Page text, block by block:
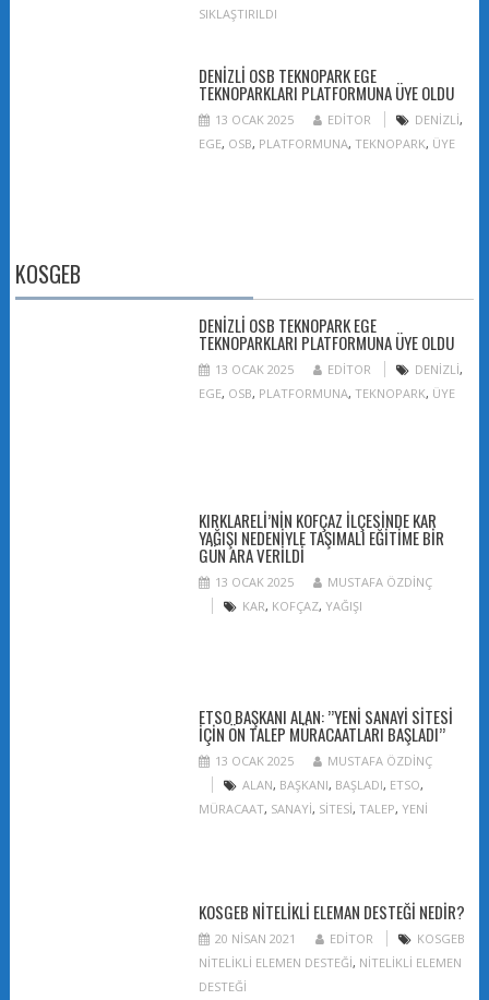
SIKLAŞTIRILDI
DENIZLI OSB TEKNOPARK EGE
TEKNOPARKLARI PLATFORMUNA ÜYE OLDU
13 OCAK 2025 EDITOR DENIZLI,
EGE, OSB, PLATFORMUNA, TEKNOPARK, ÜYE
KOSGEB
DENIZLI OSB TEKNOPARK EGE
TEKNOPARKLARI PLATFORMUNA ÜYE OLDU
13 OCAK 2025 EDITOR DENIZLI,
EGE, OSB, PLATFORMUNA, TEKNOPARK, ÜYE
KIRKLARELI’NIN KOFÇAZ ILÇESINDE KAR
YAĞIŞI NEDENIYLE TAŞIMALI EĞITIME BIR
GÜN ARA VERILDI
13 OCAK 2025
MUSTAFA ÖZDINÇ
KAR, KOFÇAZ, YAĞIŞI
ETSO BAŞKANI ALAN: ’’YENI SANAYI SITESI
IÇIN ÖN TALEP MÜRACAATLARI BAŞLADI’’
13 OCAK 2025
MUSTAFA ÖZDINÇ
ALAN, BAŞKANI, BAŞLADI, ETSO,
MÜRACAAT, SANAYI, SITESI, TALEP, YENI
KOSGEB NITELIKLI ELEMAN DESTEĞI NEDIR?
20 NISAN 2021 EDITOR
KOSGEB
NITELIKLI ELEMEN DESTEĞI, NITELIKLI ELEMEN
DESTEĞI